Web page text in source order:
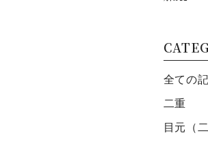
全ての
二重
目元（